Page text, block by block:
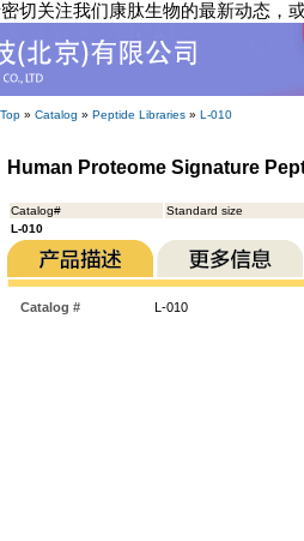
切关注我们康肽生物的最新动态，
Top » Catalog » Peptide Libraries » L-010
Human Proteome Signature
Catalog#
Standard size
L-010
Catalog # L-010